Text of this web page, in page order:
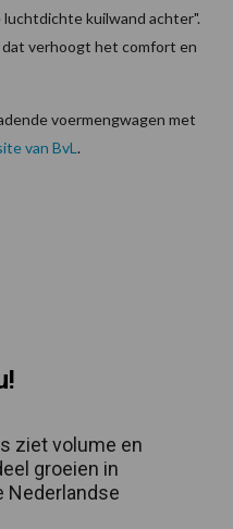
kuilwand achter".
dat verhoogt het comfort en
voermengwagen met
van BvL .
ziet volume en
groeien in
Nederlandse